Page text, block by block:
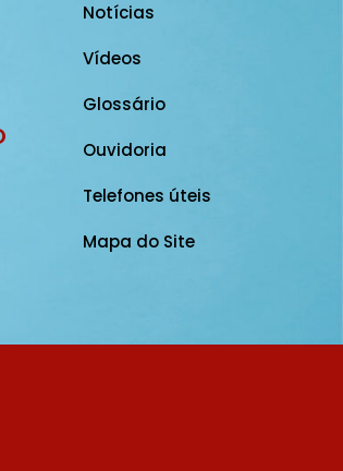
Notícias
Vídeos
Glossário
Ouvidoria
Telefones úteis
Mapa do Site